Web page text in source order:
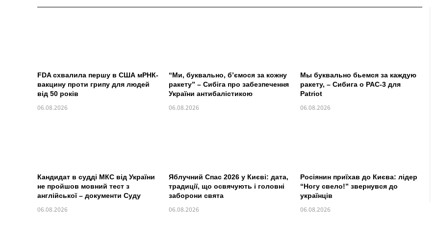
FDA схвалила першу в США мРНК-
вакцину проти грипу для людей
від 50 років
06.08.2026
“Ми, буквально, б’ємося за кожну
ракету” – Сибіга про забезпечення
України антибалістикою
06.08.2026
Мы буквально бьемся за каждую
ракету, – Сибига о PAC-3 для
Patriot
06.08.2026
Кандидат в судді МКС від України
не пройшов мовний тест з
англійської – документи Суду
06.08.2026
Яблучний Спас 2026 у Києві: дата,
традиції, що освячують і головні
заборони свята
06.08.2026
Росіянин приїхав до Києва: лідер
“Ногу свело!” звернувся до
українців
06.08.2026